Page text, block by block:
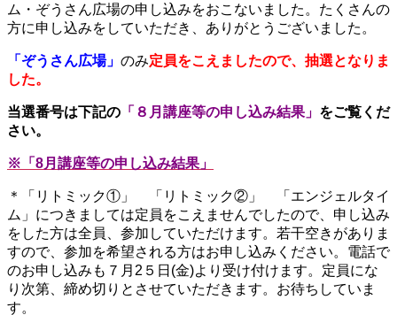
ム・ぞうさん広場の申し込みをおこないました。たくさんの
方に申し込みをしていただき、ありがとうございました。
「ぞうさん広場」 のみ定員をこえましたので、抽選となりま
した。
当選番号は下記の 「８月講座等の申し込み結果」 をご覧くだ
さい。
※「8月講座等の申し込み結果」
＊「リトミック①」 「リトミック②」
「エンジェルタイ
ム」につきましては定員をこえませんでしたので、申し込み
をした方は全員、参加していただけます。若干空きがありま
すので、参加を希望される方はお申し込みください。電話で
のお申し込みも７月2５日(金)より受け付けます。定員にな
り次第、締め切りとさせていただきます。お待ちしていま
す。